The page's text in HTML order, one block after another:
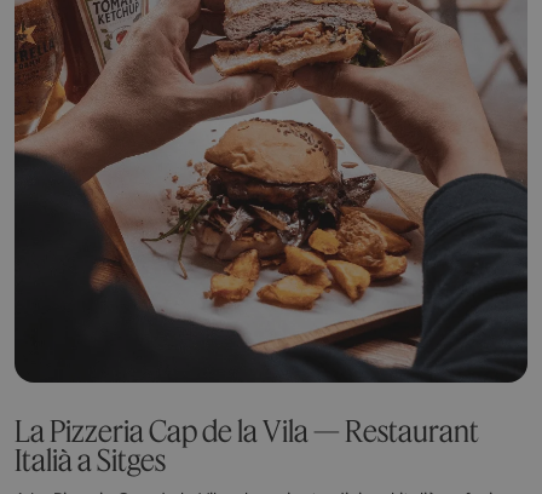
La Pizzeria Cap de la Vila — Restaurant
Italià a Sitges